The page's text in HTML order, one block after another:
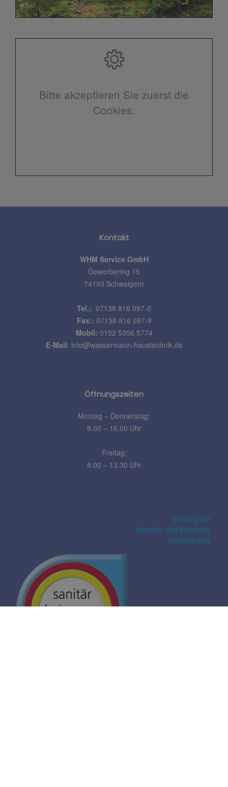
Bitte akzeptieren Sie zuerst die
Cookies.
Kontakt
WHM Service GmbH
Gewerbering 15
74193 Schwaigern
Tel.: 07138 816 097-0
Fax.: 07138 816 097-9
Mobil: 0152 5356 5774
E-Mail: info@wassermann-haustechnik.de
Öffnungszeiten
Montag – Donnerstag:
8.00 – 16.00 Uhr
Freitag:
8.00 – 13.30 Uhr
Innung für
Sanitär und Heizung
Heidelberg